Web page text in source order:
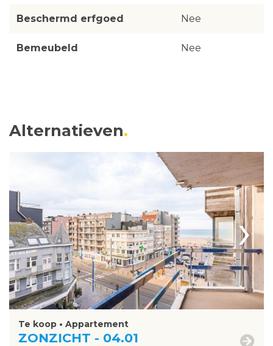
Beschermd erfgoed Nee
Bemeubeld Nee
Alternatieven
›
Te koop • Appartement
ZONZICHT - 04.01